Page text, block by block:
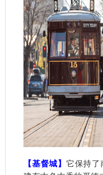
【基督城】 它保持了